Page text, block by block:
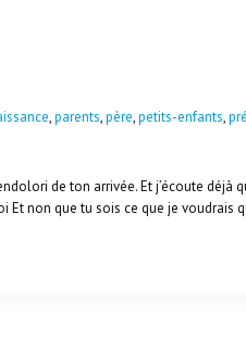
,parents,père,petits-enfants,
de ton arrivée. Et j’écoute déjà
Et non que tu sois ce que je voudrais